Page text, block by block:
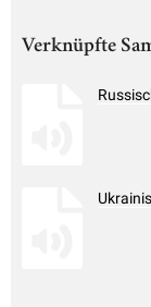
Verknüpfte